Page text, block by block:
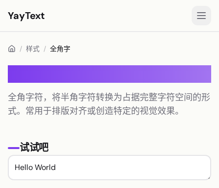
YayText
样式
玩🚀
Instagram 字体
Facebook 字体
Twitter/X 字体
粗体文字
手写体文字
/ 样式 / 全角字
全角字符，将半角字符转换为占据完整字符空间的形
式。常用于排版对齐或创造特定的视觉效果。
试试吧